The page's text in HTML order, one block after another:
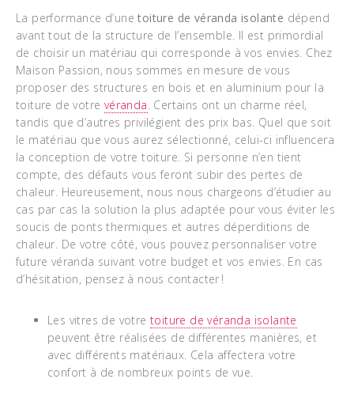
La performance d’unetoiture de véranda isolante dépend
avant tout de la structure de l’ensemble. Il est primordial
de choisir un matériau qui corresponde à vos envies. Chez
Maison Passion, nous sommes en mesure de vous
proposer des structures en bois et en aluminium pour la
toiture de votre véranda. Certains ont un charme réel,
tandis que d’autres privilégient des prix bas. Quel que soit
le matériau que vous aurez sélectionné, celui-ci influencera
la conception de votre toiture. Si personne n’en tient
compte, des défauts vous feront subir des pertes de
chaleur. Heureusement, nous nous chargeons d’étudier au
cas par cas la solution la plus adaptée pour vous éviter les
soucis de ponts thermiques et autres déperditions de
chaleur. De votre côté, vous pouvez personnaliser votre
future véranda suivant votre budget et vos envies. En cas
d’hésitation, pensez à nous contacter !
Les vitres de votretoiture de véranda isolante
peuvent être réalisées de différentes manières, et
avec différents matériaux. Cela affectera votre
confort à de nombreux points de vue.